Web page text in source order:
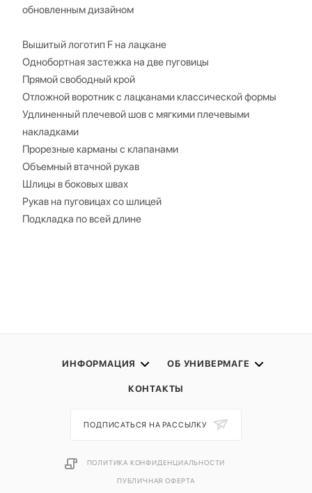
обновленным дизайном
Вышитый логотип F на лацкане
Однобортная застежка на две пуговицы
Прямой свободный крой
Отложной воротник с лацканами классической формы
Удлиненный плечевой шов с мягкими плечевыми
накладками
Прорезные карманы с клапанами
Объемный втачной рукав
Шлицы в боковых швах
Рукав на пуговицах со шлицей
Подкладка по всей длине
ИНФОРМАЦИЯ ОБ УНИВЕРМАГЕ
КОНТАКТЫ
ПОДПИСАТЬСЯ НА РАССЫЛКУ
ПОЛИТИКА КОНФИДЕНЦИАЛЬНОСТИ
ПУБЛИЧНАЯ ОФЕРТА